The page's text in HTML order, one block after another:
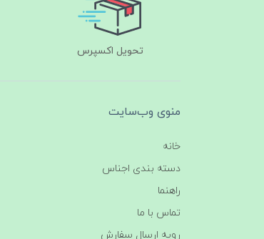
تحویل اکسپرس
منوی وب‌سایت
خانه
دسته بندی اجناس
راهنما
تماس با ما
رویه ارسال سفارش